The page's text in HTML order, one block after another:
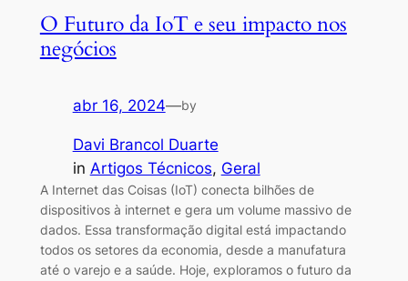
O Futuro da IoT e seu impacto nos
negócios
abr 16, 2024—by
Davi Brancol Duarte
in Artigos Técnicos, Geral
A Internet das Coisas (IoT) conecta bilhões de
dispositivos à internet e gera um volume massivo de
dados. Essa transformação digital está impactando
todos os setores da economia, desde a manufatura
até o varejo e a saúde. Hoje, exploramos o futuro da